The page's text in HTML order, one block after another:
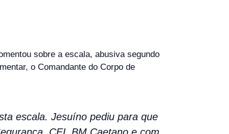
sobre a escala, abusiva segundo
o Comandante do Corpo de
escala. Jesuíno pediu para que